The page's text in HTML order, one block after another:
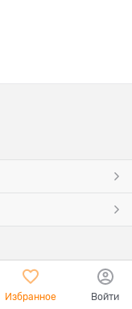
Избранное Войти